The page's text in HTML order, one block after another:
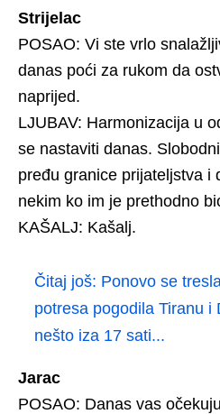
Strijelac
POSAO: Vi ste vrlo
danas poći za rukom da
naprijed.
LJUBAV: Harmonizacija u
se nastaviti danas.
pređu granice prijateljstva i
nekim ko im je prethodno
KAŠALJ: Kašalj.
Čitaj još: Ponovo se
potresa pogodila Tiranu i
nešto iza 17 sati...
Jarac
POSAO: Danas vas